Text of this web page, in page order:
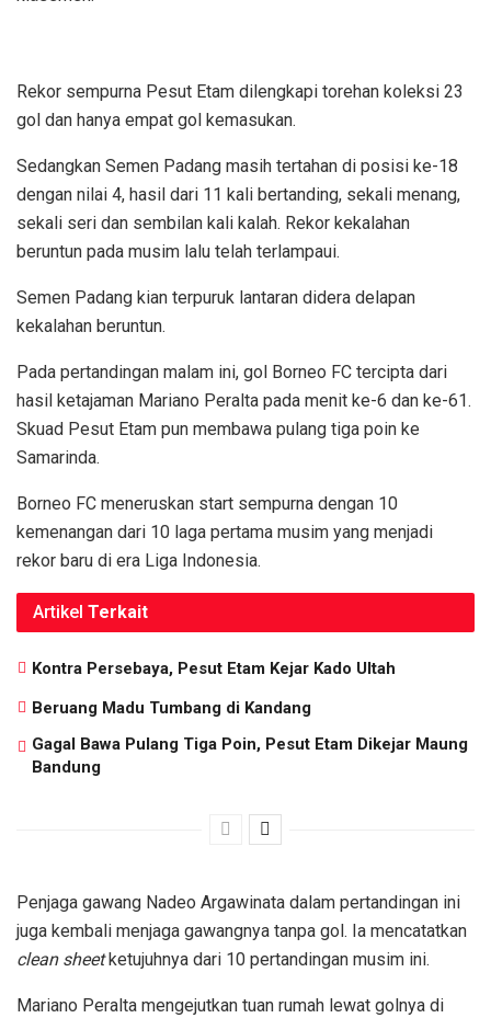
Rekor sempurna Pesut Etam dilengkapi torehan koleksi 23
gol dan hanya empat gol kemasukan.
Sedangkan Semen Padang masih tertahan di posisi ke-18
dengan nilai 4, hasil dari 11 kali bertanding, sekali menang,
sekali seri dan sembilan kali kalah. Rekor kekalahan
beruntun pada musim lalu telah terlampaui.
Semen Padang kian terpuruk lantaran didera delapan
kekalahan beruntun.
Pada pertandingan malam ini, gol Borneo FC tercipta dari
hasil ketajaman Mariano Peralta pada menit ke-6 dan ke-61.
Skuad Pesut Etam pun membawa pulang tiga poin ke
Samarinda.
Borneo FC meneruskan start sempurna dengan 10
kemenangan dari 10 laga pertama musim yang menjadi
rekor baru di era Liga Indonesia.
Artikel Terkait
Kontra Persebaya, Pesut Etam Kejar Kado Ultah
Beruang Madu Tumbang di Kandang
Gagal Bawa Pulang Tiga Poin, Pesut Etam Dikejar Maung
Bandung
Penjaga gawang Nadeo Argawinata dalam pertandingan ini
juga kembali menjaga gawangnya tanpa gol. Ia mencatatkan
clean sheetketujuhnya dari 10 pertandingan musim ini.
Mariano Peralta mengejutkan tuan rumah lewat golnya di